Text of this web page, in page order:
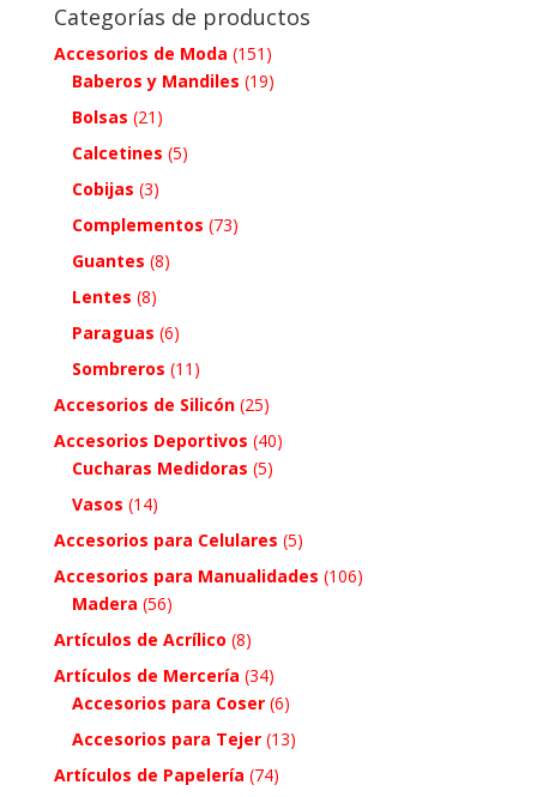
Categorías de productos
Accesorios de Moda (151)
Baberos y Mandiles (19)
Bolsas (21)
Calcetines (5)
Cobijas (3)
Complementos (73)
Guantes (8)
Lentes (8)
Paraguas (6)
Sombreros (11)
Accesorios de Silicón (25)
Accesorios Deportivos (40)
Cucharas Medidoras (5)
Vasos (14)
Accesorios para Celulares (5)
Accesorios para Manualidades (106)
Madera (56)
Artículos de Acrílico (8)
Artículos de Mercería (34)
Accesorios para Coser (6)
Accesorios para Tejer (13)
Artículos de Papelería (74)